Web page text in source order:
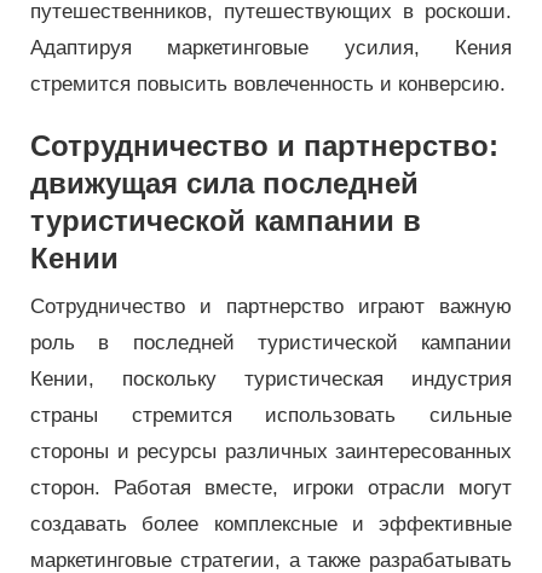
путешественников, путешествующих в роскоши.
Адаптируя маркетинговые усилия, Кения
стремится повысить вовлеченность и конверсию.
Сотрудничество и партнерство:
движущая сила последней
туристической кампании в
Кении
Сотрудничество и партнерство играют важную
роль в последней туристической кампании
Кении, поскольку туристическая индустрия
страны стремится использовать сильные
стороны и ресурсы различных заинтересованных
сторон. Работая вместе, игроки отрасли могут
создавать более комплексные и эффективные
маркетинговые стратегии, а также разрабатывать